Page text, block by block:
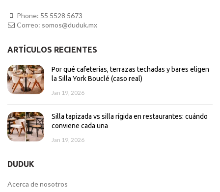
Phone: 55 5528 5673
Correo: somos@duduk.mx
ARTÍCULOS RECIENTES
Por qué cafeterías, terrazas techadas y bares eligen
la Silla York Bouclé (caso real)
Jan 19, 2026
Silla tapizada vs silla rígida en restaurantes: cuándo
conviene cada una
Jan 19, 2026
DUDUK
Acerca de nosotros